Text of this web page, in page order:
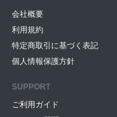
会社概要
利用規約
特定商取引に基づく表記
個人情報保護方針
SUPPORT
ご利用ガイド